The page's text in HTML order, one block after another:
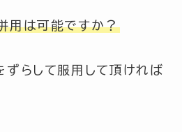
用は可能ですか？
らして服用して頂ければ